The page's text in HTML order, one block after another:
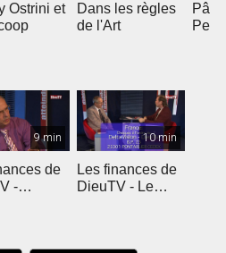
Ostrini et
Dans les règles
de l'Art
9 min
de
-
10 min
Les finances de
DieuTV - Le